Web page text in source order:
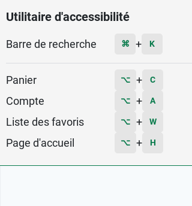
Utilitaire d'accessibilité
Barre de recherche ⌘ + K
Panier ⌥ + C
Compte ⌥ + A
Liste des favoris ⌥ + W
Page d'accueil ⌥ + H
Menu